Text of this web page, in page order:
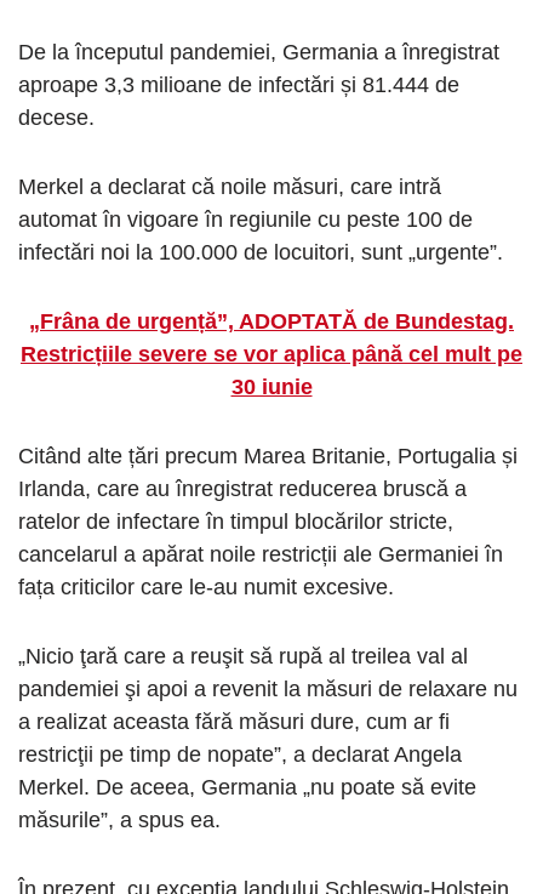
De la începutul pandemiei, Germania a înregistrat
aproape 3,3 milioane de infectări și 81.444 de
decese.
Merkel a declarat că noile măsuri, care intră
automat în vigoare în regiunile cu peste 100 de
infectări noi la 100.000 de locuitori, sunt „urgente”.
„Frâna de urgență”, ADOPTATĂ de Bundestag.
Restricțiile severe se vor aplica până cel mult pe
30 iunie
Citând alte țări precum Marea Britanie, Portugalia și
Irlanda, care au înregistrat reducerea bruscă a
ratelor de infectare în timpul blocărilor stricte,
cancelarul a apărat noile restricții ale Germaniei în
fața criticilor care le-au numit excesive.
„Nicio ţară care a reuşit să rupă al treilea val al
pandemiei şi apoi a revenit la măsuri de relaxare nu
a realizat aceasta fără măsuri dure, cum ar fi
restricţii pe timp de nopate”, a declarat Angela
Merkel. De aceea, Germania „nu poate să evite
măsurile”, a spus ea.